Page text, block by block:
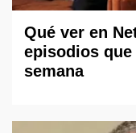
Qué ver en
episodios
semana